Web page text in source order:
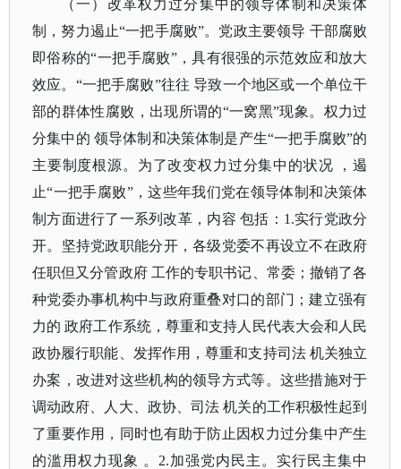
（一）改革权力过分集中的领导体制和决策体
制，努力遏止“一把手腐败”。党政主要领导 干部腐败
即俗称的“一把手腐败”，具有很强的示范效应和放大
效应。“一把手腐败”往往 导致一个地区或一个单位干
部的群体性腐败，出现所谓的“一窝黑”现象。权力过
分集中的 领导体制和决策体制是产生“一把手腐败”的
主要制度根源。为了改变权力过分集中的状况 ，遏
止“一把手腐败”，这些年我们党在领导体制和决策体
制方面进行了一系列改革，内容 包括：1.实行党政分
开。坚持党政职能分开，各级党委不再设立不在政府
任职但又分管政府 工作的专职书记、常委；撤销了各
种党委办事机构中与政府重叠对口的部门；建立强有
力的 政府工作系统，尊重和支持人民代表大会和人民
政协履行职能、发挥作用，尊重和支持司法 机关独立
办案，改进对这些机构的领导方式等。这些措施对于
调动政府、人大、政协、司法 机关的工作积极性起到
了重要作用，同时也有助于防止因权力过分集中产生
的滥用权力现象 。2.加强党内民主。实行民主集中